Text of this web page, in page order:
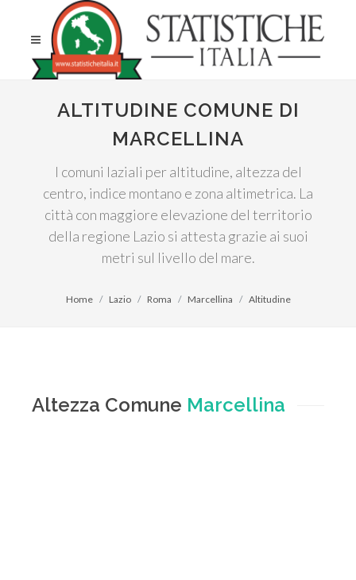
ALTITUDINE COMUNE DI
MARCELLINA
I comuni laziali per altitudine, altezza del
centro, indice montano e zona altimetrica. La
città con maggiore elevazione del territorio
della regione Lazio si attesta grazie ai suoi
metri sul livello del mare.
Home Lazio Roma Marcellina Altitudine
Altezza Comune Marcellina